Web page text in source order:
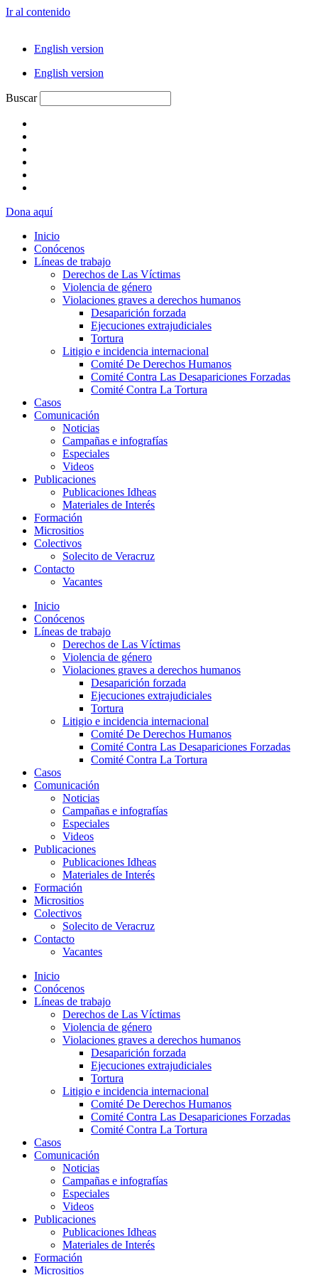
Ir al contenido
English version
English version
Buscar
Dona aquí
Inicio
Conócenos
Líneas de trabajo
Derechos de Las Víctimas
Violencia de género
Violaciones graves a derechos humanos
Desaparición forzada​
Ejecuciones extrajudiciales
Tortura
Litigio e incidencia internacional
Comité De Derechos Humanos​
Comité Contra Las Desapariciones Forzadas
Comité Contra La Tortura​
Casos
Comunicación
Noticias
Campañas e infografías
Especiales
Videos
Publicaciones
Publicaciones Idheas
Materiales de Interés
Formación
Micrositios
Colectivos
Solecito de Veracruz
Contacto
Vacantes
Inicio
Conócenos
Líneas de trabajo
Derechos de Las Víctimas
Violencia de género
Violaciones graves a derechos humanos
Desaparición forzada​
Ejecuciones extrajudiciales
Tortura
Litigio e incidencia internacional
Comité De Derechos Humanos​
Comité Contra Las Desapariciones Forzadas
Comité Contra La Tortura​
Casos
Comunicación
Noticias
Campañas e infografías
Especiales
Videos
Publicaciones
Publicaciones Idheas
Materiales de Interés
Formación
Micrositios
Colectivos
Solecito de Veracruz
Contacto
Vacantes
Inicio
Conócenos
Líneas de trabajo
Derechos de Las Víctimas
Violencia de género
Violaciones graves a derechos humanos
Desaparición forzada​
Ejecuciones extrajudiciales
Tortura
Litigio e incidencia internacional
Comité De Derechos Humanos​
Comité Contra Las Desapariciones Forzadas
Comité Contra La Tortura​
Casos
Comunicación
Noticias
Campañas e infografías
Especiales
Videos
Publicaciones
Publicaciones Idheas
Materiales de Interés
Formación
Micrositios